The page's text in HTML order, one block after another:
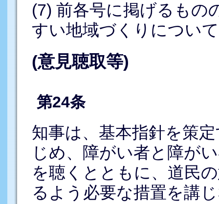
(7) 前各号に掲げるもの
すい地域づくりについ
(意見聴取等)
第24条
知事は、基本指針を策
じめ、障がい者と障が
を聴くとともに、道民
るよう必要な措置を講